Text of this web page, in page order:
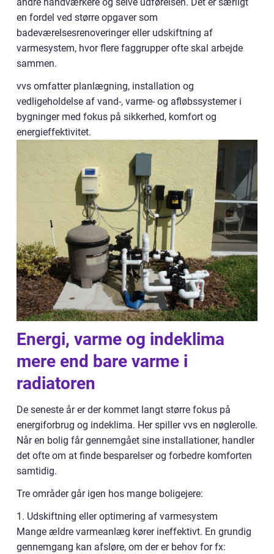
en fordel ved større opgaver som
badeværelsesrenoveringer eller udskiftning af
varmesystem, hvor flere faggrupper ofte skal arbejde
sammen.
vvs omfatter planlægning, installation og
vedligeholdelse af vand-, varme- og afløbssystemer i
bygninger med fokus på sikkerhed, komfort og
energieffektivitet.
Energi, varme og indeklima
mere end bare varme i
radiatoren
De seneste år er der kommet langt større fokus på
energiforbrug og indeklima. Her spiller vvs en nøglerolle.
Når en bolig får gennemgået sine installationer, handler
det ofte om at finde besparelser og forbedre komforten
samtidig.
Tre områder går igen hos mange boligejere:
1. Udskiftning eller optimering af varmesystem
Mange ældre varmeanlæg kører ineffektivt. En grundig
gennemgang kan afsløre, om der er behov for fx: